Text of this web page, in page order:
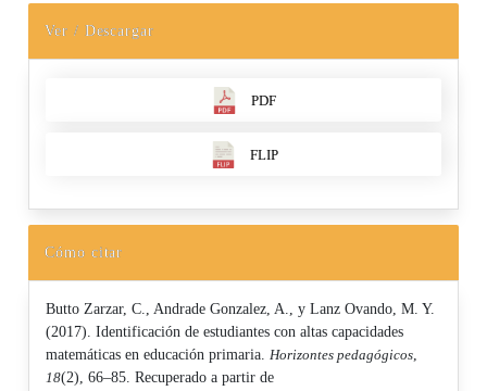
Ver / Descargar
PDF
FLIP
Cómo citar
Butto Zarzar, C., Andrade Gonzalez, A., y Lanz Ovando, M. Y.
(2017). Identificación de estudiantes con altas capacidades
matemáticas en educación primaria.Horizontes pedagógicos,
18(2), 66–85. Recuperado a partir de